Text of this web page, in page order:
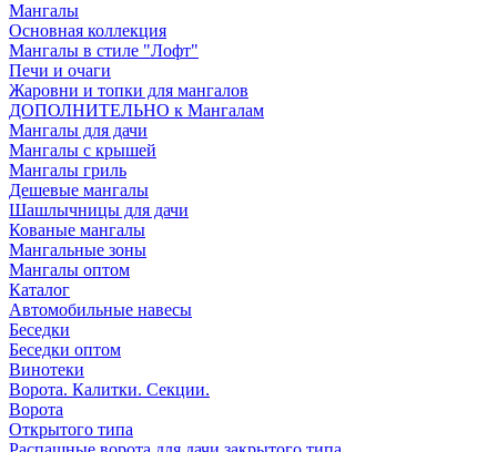
Мангалы
Основная коллекция
Мангалы в стиле "Лофт"
Печи и очаги
Жаровни и топки для мангалов
ДОПОЛНИТЕЛЬНО к Мангалам
Мангалы для дачи
Мангалы с крышей
Мангалы гриль
Дешевые мангалы
Шашлычницы для дачи
Кованые мангалы
Мангальные зоны
Мангалы оптом
Каталог
Автомобильные навесы
Беседки
Беседки оптом
Винотеки
Ворота. Калитки. Секции.
Ворота
Открытого типа